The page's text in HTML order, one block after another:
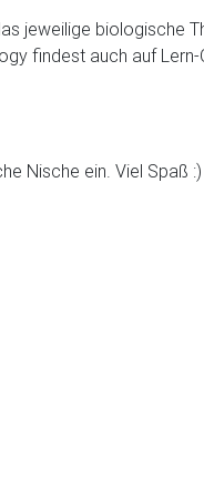
jeweilige biologische
findest auch auf Lern-
Nische ein. Viel Spaß :)